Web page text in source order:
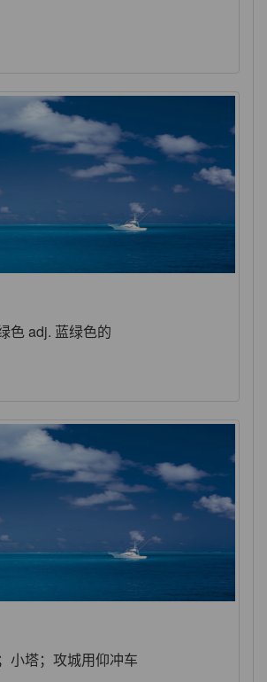
色 adj. 蓝绿色的
小塔；攻城用仰冲车